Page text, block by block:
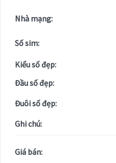
Nhà mạng:
Số sim:
Kiểu số đẹp:
Đầu số đẹp:
Đuôi số đẹp:
Ghi chú:
Giá bán: